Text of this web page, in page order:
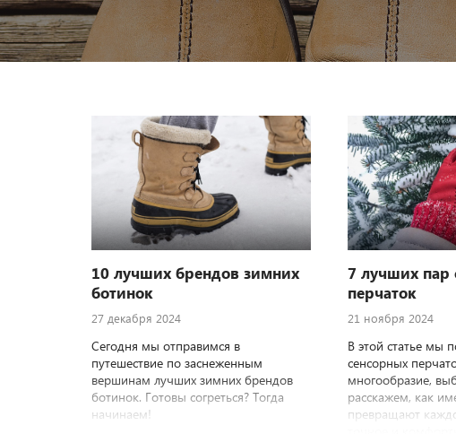
10 лучших брендов зимних
ботинок
27 декабря 2024
Сегодня мы отправимся в
путешествие по заснеженным
вершинам лучших зимних брендов
ботинок. Готовы согреться? Тогда
начинаем!
7 лучших пар
перчаток
21 ноября 2024
В этой статье мы
сенсорных
многообразие,
расскажем, как
превращают